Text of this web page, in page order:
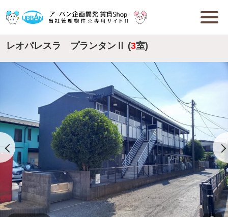
レオパレスラ プランタンⅡ (3室)